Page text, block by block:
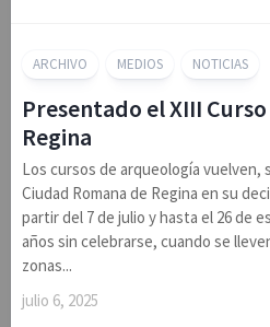
ARCHIVO MEDIOS NOTICIAS
Presentado el XIII
Regina
Los cursos de arqueología vuelven,
Ciudad Romana de Regina en su
partir del 7 de julio y hasta el 26 de
años sin celebrarse, cuando se
zonas...
julio 6, 2025